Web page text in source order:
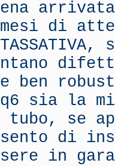
di
e ben
sia la
se
di
in